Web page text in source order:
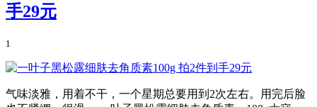
手29元
1
气味淡雅，用着不干，一个星期总要用到2次左右。用完后脸